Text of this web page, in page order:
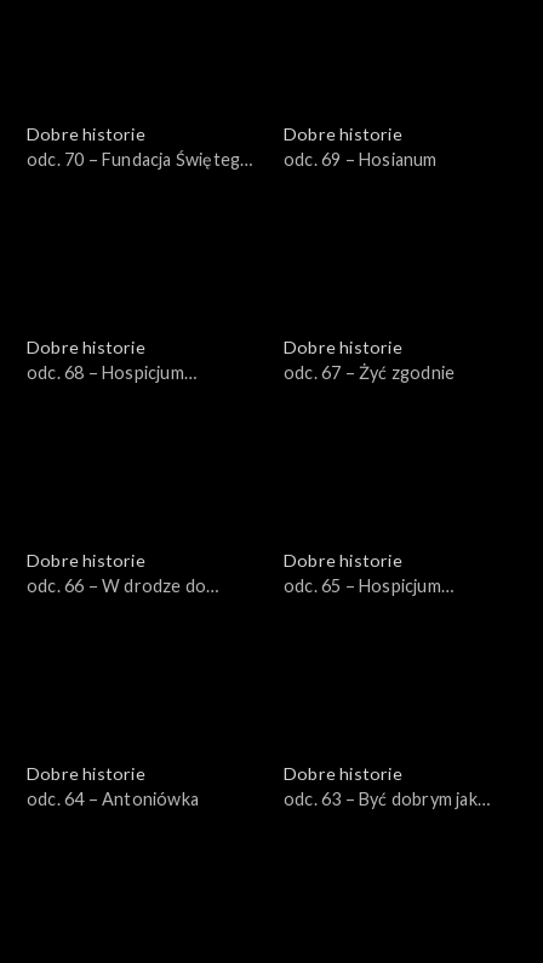
Dobre historie
odc. 70 – Fundacja Świętego
Dobre historie
odc. 69 – Hosianum
Dobre historie
odc. 68 – Hospicjum
Dobre historie
odc. 67 – Żyć zgodnie
Dobre historie
odc. 66 – W drodze do
Dobre historie
odc. 65 – Hospicjum
Dobre historie
odc. 64 – Antoniówka
Dobre historie
odc. 63 – Być dobrym jak